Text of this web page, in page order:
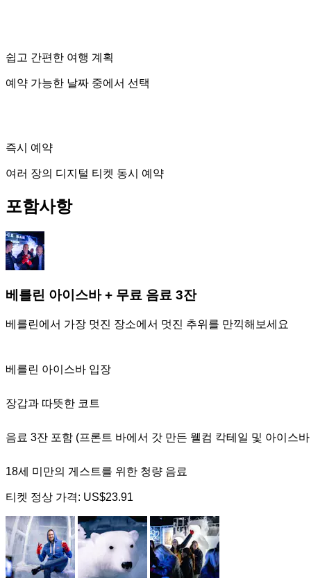
쉽고 간편한 여행 계획
예약 가능한 날짜 중에서 선택
즉시 예약
여러 장의 디지털 티켓 동시 예약
포함사항
베를린 아이스바 + 무료 음료 3잔
베를린에서 가장 멋진 장소에서 멋진 추위를 만끽해보세요
베를린 아이스바 입장
장갑과 따뜻한 코트
음료 3잔 포함 (프론트 바에서 갓 만든 웰컴 칵테일 및 아이스
18세 미만의 게스트를 위한 청량 음료
티켓 정상 가격: US$23.91